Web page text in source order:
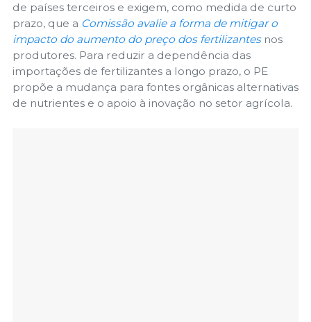
de países terceiros e exigem, como medida de curto
prazo, que a Comissão avalie a forma de mitigar o
impacto do aumento do preço dos fertilizantes nos
produtores. Para reduzir a dependência das
importações de fertilizantes a longo prazo, o PE
propõe a mudança para fontes orgânicas alternativas
de nutrientes e o apoio à inovação no setor agrícola.